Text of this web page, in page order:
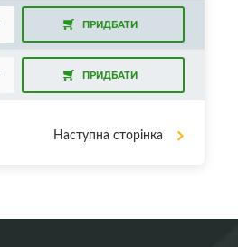
ПРИДБАТИ
ПРИДБАТИ
Наступна сторінка